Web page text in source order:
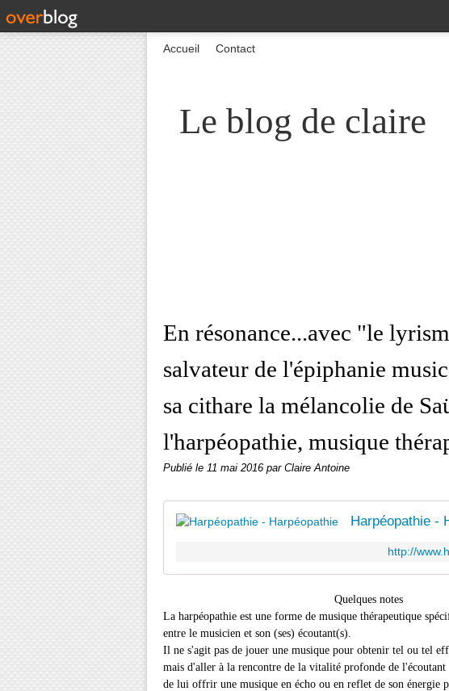
Le blog de claire
Accueil Contact
En résonance...avec "le
salvateur de l'épiphanie
sa cithare la mélancolie de
l'harpéopathie, musique
Publié le 11 mai 2016 par Claire Antoine
Harpéopathie -
http://
Quelques notes
La harpéopathie est une forme de musique thérapeutique
entre le musicien et son (ses) écoutant(s).
Il ne s'agit pas de jouer une musique pour obtenir tel ou tel
mais d'aller à la rencontre de la vitalité profonde de l'écoutant
de lui offrir une musique en écho ou en reflet de son énergie